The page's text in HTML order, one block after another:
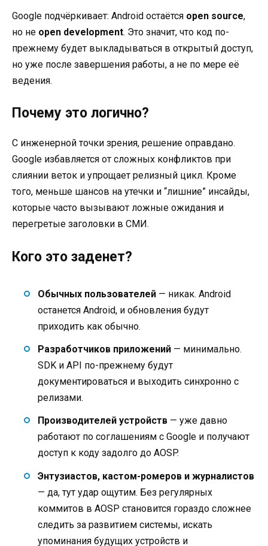
Google подчёркивает: Android остаётся open source,
но не open development. Это значит, что код по-
прежнему будет выкладываться в открытый доступ,
но уже после завершения работы, а не по мере её
ведения.
Почему это логично?
С инженерной точки зрения, решение оправдано.
Google избавляется от сложных конфликтов при
слиянии веток и упрощает релизный цикл. Кроме
того, меньше шансов на утечки и “лишние” инсайды,
которые часто вызывают ложные ожидания и
перегретые заголовки в СМИ.
Кого это заденет?
Обычных пользователей — никак. Android
останется Android, и обновления будут
приходить как обычно.
Разработчиков приложений — минимально.
SDK и API по-прежнему будут
документироваться и выходить синхронно с
релизами.
Производителей устройств — уже давно
работают по соглашениям с Google и получают
доступ к коду задолго до AOSP.
Энтузиастов, кастом-ромеров и журналистов
— да, тут удар ощутим. Без регулярных
коммитов в AOSP становится гораздо сложнее
следить за развитием системы, искать
упоминания будущих устройств и